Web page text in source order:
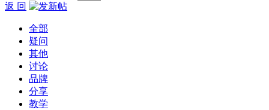
返 回
全部
疑问
其他
讨论
品牌
分享
教学